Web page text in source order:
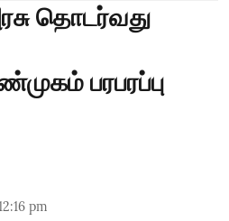
தொடர்வது
பரபரப்பு
pm